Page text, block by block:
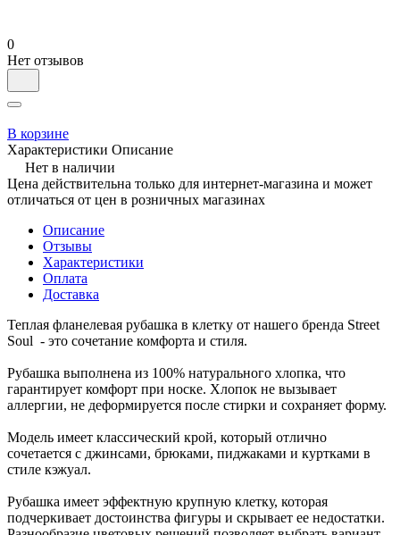
0
Нет отзывов
В корзине
Характеристики Описание
Нет в наличии
Цена действительна только для интернет-магазина и может
отличаться от цен в розничных магазинах
Описание
Отзывы
Характеристики
Оплата
Доставка
Теплая фланелевая рубашка в клетку от нашего бренда Street
Soul - это сочетание комфорта и стиля.
Рубашка выполнена из 100% натурального хлопка, что
гарантирует комфорт при носке. Хлопок не вызывает
аллергии, не деформируется после стирки и сохраняет форму.
Модель имеет классический крой, который отлично
сочетается с джинсами, брюками, пиджаками и куртками в
стиле кэжуал.
Рубашка имеет эффектную крупную клетку, которая
подчеркивает достоинства фигуры и скрывает ее недостатки.